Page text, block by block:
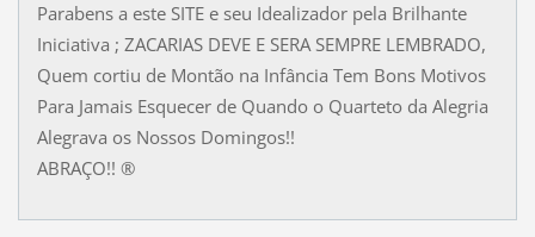
Parabens a este SITE e seu Idealizador pela Brilhante
Iniciativa ; ZACARIAS DEVE E SERA SEMPRE LEMBRADO,
Quem cortiu de Montão na Infância Tem Bons Motivos
Para Jamais Esquecer de Quando o Quarteto da Alegria
Alegrava os Nossos Domingos!!
ABRAÇO!! ®